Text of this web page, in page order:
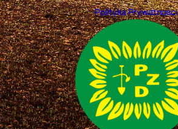
Polityka Prywatności